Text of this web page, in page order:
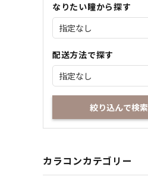
なりたい瞳から探す
配送方法で探す
絞り込んで検索
カラコンカテゴリー